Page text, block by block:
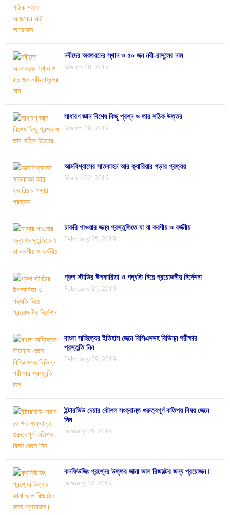
নবীদের অবতরনের স্থান ও ৫০ জন নবী-রাসূলের নাম
March 18, 2019
সাধারণ জ্ঞান বিশেষ কিছু প্রশ্ন ও তার সঠিক উত্তর
March 18, 2019
আত্মবিশ্বাসের সাতকাহন আর ক্যারিয়ার গড়ার প্রত্যয়
March 02, 2019
চাকরি পাওয়ার জন্য প্রস্তুতিতে যা যা করণীয় ও বর্জনীয়
February 25, 2019
গ্রুপ স্টাডির উপকারিতা ও পদ্ধতি নিয়ে প্রয়োজনীয় নির্দেশনা
February 21, 2019
বাংলা সাহিত্যের ইতিহাস জেনে বিসিএসসহ বিভিন্ন পরীক্ষার
প্রস্তুতি নিন
February 09, 2019
ইন্টারভিউ দেয়ার কৌশল সংক্রান্ত গুরুত্বপূর্ণ কতিপয় বিষয় জেনে
নিন
January 25, 2019
কনফিউজিং প্রশ্নের উত্তর জানা ভাল রিজাল্টের জন্য প্রয়োজন।
January 12, 2019